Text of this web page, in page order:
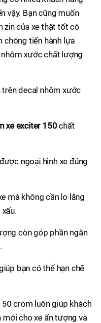
vậy. Bạn cũng muốn
zin của xe thật tốt có
chóng tiến hành lựa
xước chất lượng
xe exciter 150chất
ngoại hình xe đúng
mà không cần lo lắng
còn góp phần ngăn
bạn có thể hạn chế
crom luôn giúp khách
cho xe ấn tượng và